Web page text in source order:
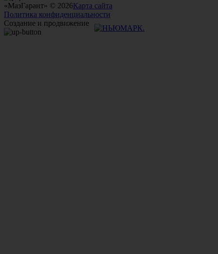
«МазГарант» © 2026Карта сайта
Политика конфиденциальности
Создание и продвижение